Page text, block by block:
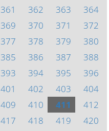
361 362 363
364
369 370 371
372
377 378 379
380
385 386 387
388
393 394 395
396
401 402 403
404
409 410 411
412
417 418 419
420